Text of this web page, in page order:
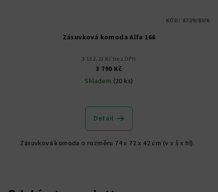
Zásuvková komoda Alfa 166
3 132,23 Kč bez DPH
3 790 Kč
Skladem (20 ks)
Detail
Zásuvková komoda o rozměru 74 x 72 x 42 cm (v x š x hl).
KÓD: 8739/BUK